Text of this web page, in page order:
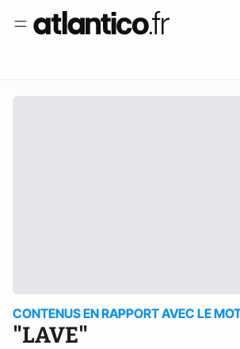
CONTENUS EN RAPPORT AVEC LE
"LAVE"